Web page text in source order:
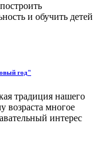
и обучить детей
год"
традиция нашего
возраста многое
интерес